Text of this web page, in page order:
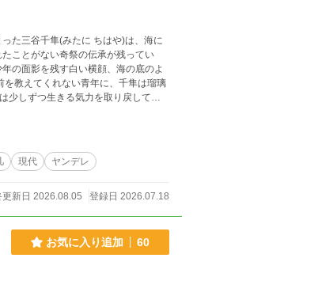
ことがない奇祭の伝承が残ってい
)×元ビッ
が女神、花嫁として扱われる場面
現代 ヤンデレ
更新日 2026.08.05 登録日 2026.07.18
お気に入り追加 60